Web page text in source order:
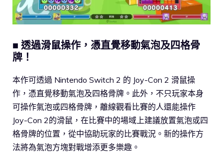
■ 透過滑鼠操作，憑直覺移動氣泡及四格骨
牌！
本作可透過 Nintendo Switch 2 的 Joy-Con 2 滑鼠操
作，憑直覺移動氣泡及四格骨牌。此外，不只玩家本身
可操作氣泡或四格骨牌，離線觀看比賽的人還能操作
Joy-Con 2的滑鼠，在比賽中的場域上建議放置氣泡或四
格骨牌的位置，從中協助玩家的比賽戰況。新的操作方
法將為氣泡方塊對戰增添更多樂趣。